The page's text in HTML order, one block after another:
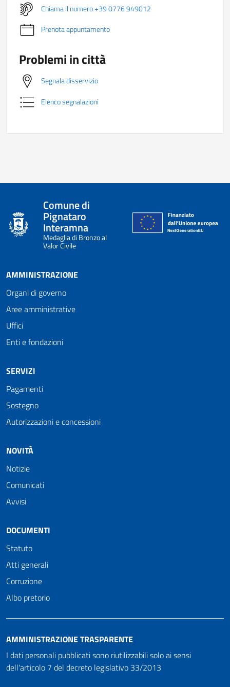
Chiama il numero +39 0776 949012
Prenota appuntamento
Problemi in città
Segnala disservizio
Elenco segnalazioni
Comune di
Pignataro
Interamna
Medaglia di Bronzo al
Valor Civile
AMMINISTRAZIONE
Organi di governo
Aree amministrative
Uffici
Enti e fondazioni
SERVIZI
Pagamenti
Sostegno
Autorizzazioni e concessioni
NOVITÀ
Notizie
Comunicati
Avvisi
DOCUMENTI
Statuto
Atti generali
Corruzione
Albo pretorio
AMMINISTRAZIONE TRASPARENTE
I dati personali pubblicati sono riutilizzabili solo ai sensi
dell'articolo 7 del decreto legislativo 33/2013